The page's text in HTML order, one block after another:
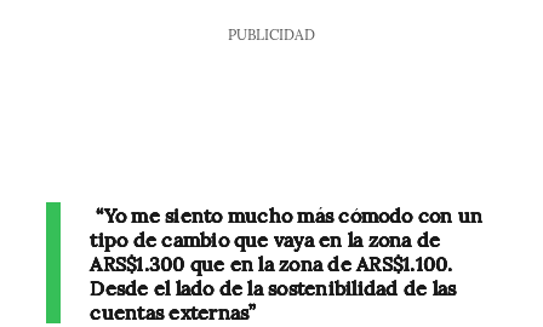
PUBLICIDAD
“Yo me siento mucho más cómodo con un
tipo de cambio que vaya en la zona de
ARS$1.300 que en la zona de ARS$1.100.
Desde el lado de la sostenibilidad de las
cuentas externas”